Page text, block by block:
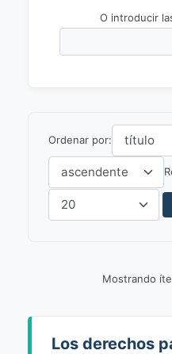
O introducir
Ordenar por:
Mostrando
Los derechos